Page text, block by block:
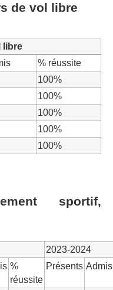
de vol libre
libre
% réussite
100%
100%
100%
100%
100%
sportif,
2023-2024
%
réussite
Présents Admis